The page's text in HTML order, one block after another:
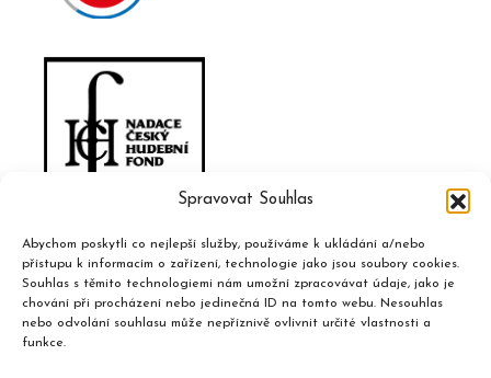
Spravovat Souhlas
Abychom poskytli co nejlepší služby, používáme k ukládání a/nebo
přístupu k informacím o zařízení, technologie jako jsou soubory cookies.
Souhlas s těmito technologiemi nám umožní zpracovávat údaje, jako je
chování při procházení nebo jedinečná ID na tomto webu. Nesouhlas
nebo odvolání souhlasu může nepříznivě ovlivnit určité vlastnosti a
funkce.